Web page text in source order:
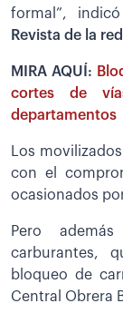
formal”,
Revista de la
MIRA AQUÍ:
cortes de
departamentos
Los
con el
ocasionados
Pero
carburantes,
bloqueo de
Central Obrera